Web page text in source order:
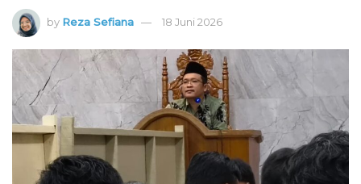
by Reza Sefiana 18 Juni 2026